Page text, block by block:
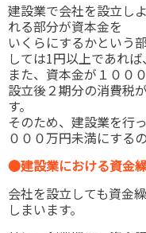
建設業で会社を設立し
れる部分が資本金を
いくらにするかという
しては1円以上であれ
また、資本金が１００
設立後２期分の消費税
す。
そのため、建設業を行
０００万円未満にする
●建設業における資金
会社を設立しても資金
しまいます。